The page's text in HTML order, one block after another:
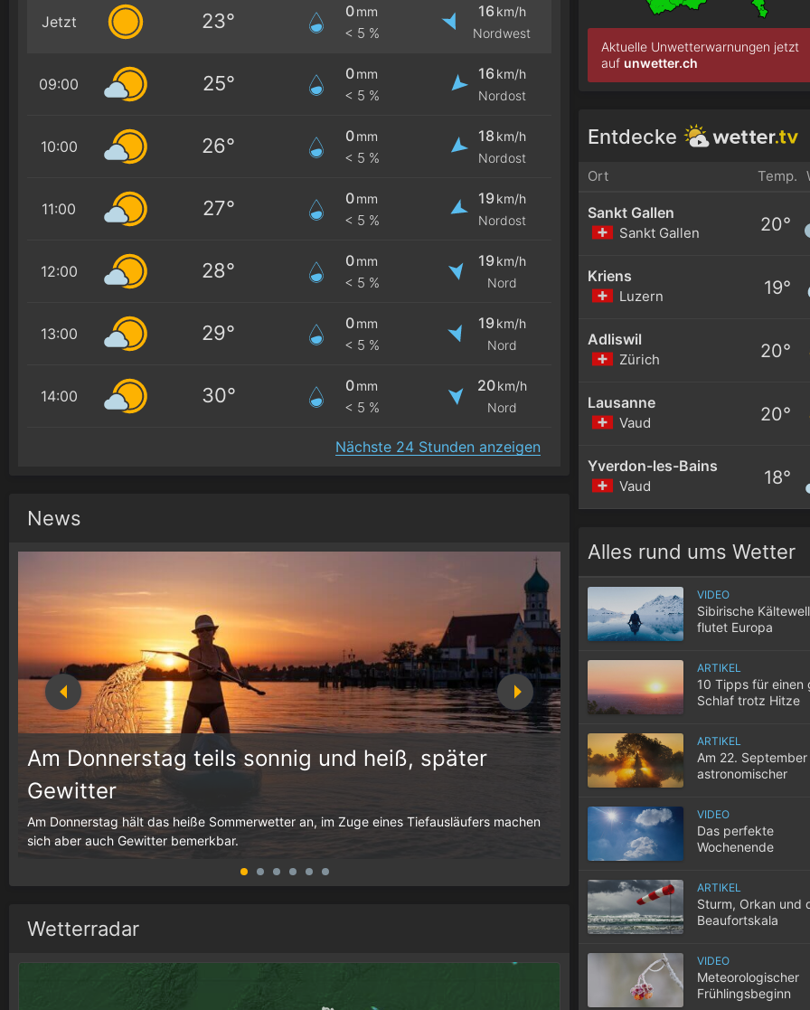
Jetzt 23° 0mm
< 5 %
16 km/h
Nordwest
09:00 25° 0mm
< 5 %
16 km/h
Nordost
10:00 26° 0mm
< 5 %
18 km/h
Nordost
11:00 27° 0mm
< 5 %
19 km/h
Nordost
12:00 28° 0mm
< 5 %
19 km/h
Nord
13:00 29° 0mm
< 5 %
19 km/h
Nord
14:00 30° 0mm
< 5 %
20 km/h
Nord
Nächste 24 Stunden anzeigen
News
Am Donnerstag teils sonnig und heiß, später
Gewitter
Am Donnerstag hält das heiße Sommerwetter an, im Zuge eines Tiefausläufers machen
sich aber auch Gewitter bemerkbar.
10 Tipps für einen
Wenn selbst in der Nacht die
der Wohnung nicht entweicht, wird der
Wetterradar
Aktuelle Unwetterwarnungen jetzt
auf unwetter.ch
Entdecke
Ort Temp.
Sankt Gallen
Sankt Gallen 20°
Kriens
Luzern 19°
Adliswil
Zürich 20°
Lausanne
Vaud 20°
Yverdon-les-Bains
Vaud 18°
Alles rund ums Wetter
VIDEO
Sibirische
flutet Europa
ARTIKEL
10 Tipps für einen
Schlaf trotz Hitze
ARTIKEL
Am 22.
astronomischer
VIDEO
Das perfekte
Wochenende
ARTIKEL
Sturm, Orkan und
Beaufortskala
VIDEO
Meteorologischer
Frühlingsbeginn